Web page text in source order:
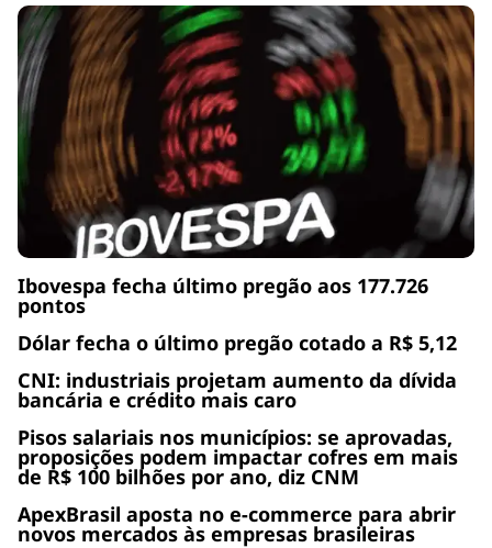
Ibovespa fecha último pregão aos 177.726
pontos
Dólar fecha o último pregão cotado a R$ 5,12
CNI: industriais projetam aumento da dívida
bancária e crédito mais caro
Pisos salariais nos municípios: se aprovadas,
proposições podem impactar cofres em mais
de R$ 100 bilhões por ano, diz CNM
ApexBrasil aposta no e-commerce para abrir
novos mercados às empresas brasileiras